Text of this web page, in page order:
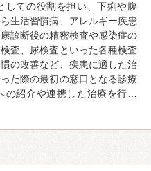
しての役割を担い、下痢や腹
生活習慣病、アレルギー疾患
診断後の精密検査や感染症の
査、尿検査といった各種検査
の改善など、疾患に適した治
た際の最初の窓口となる診療
の紹介や連携した治療を行…